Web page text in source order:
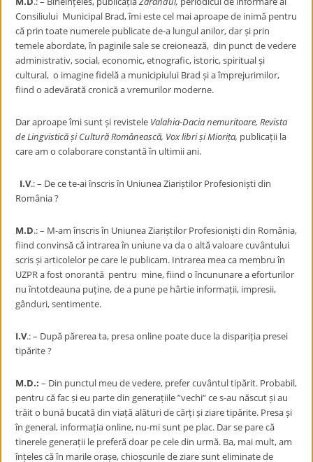
Consiliului Municipal Brad, îmi este cel mai aproape de inimă pentru
că prin toate numerele publicate de-a lungul anilor, dar și prin
temele abordate, în paginile sale se creionează, din punct de vedere
administrativ, social, economic, etnografic, istoric, spiritual și
cultural, o imagine fidelă a municipiului Brad și a împrejurimilor,
fiind o adevărată cronică a vremurilor moderne.
Dar aproape îmi sunt și revistele Valahia-Dacia nemuritoare, Revista
de Lingvistică și Cultură Românească, Vox libri și Miorița, publicații la
care am o colaborare constantă în ultimii ani.
I.V.: – De ce te-ai înscris în Uniunea Ziariștilor Profesioniști din
România ?
M.D.: – M-am înscris în Uniunea Ziariștilor Profesioniști din România,
fiind convinsă că intrarea în uniune va da o altă valoare cuvântului
scris și articolelor pe care le publicam. Intrarea mea ca membru în
UZPR a fost onorantă pentru mine, fiind o încununare a eforturilor
nu întotdeauna puține, de a pune pe hârtie informații, impresii,
gânduri, sentimente.
I.V.: – După părerea ta, presa online poate duce la dispariția presei
tipărite ?
M.D.: – Din punctul meu de vedere, prefer cuvântul tipărit. Probabil,
pentru că fac și eu parte din generațiile ”vechi” ce s-au născut și au
trăit o bună bucată din viață alături de cărți și ziare tipărite. Presa și
în general, informația online, nu-mi sunt pe plac. Dar se pare că
tinerele generații le preferă doar pe cele din urmă. Ba, mai mult, am
înțeles că în marile orașe, chioșcurile de ziare sunt eliminate de